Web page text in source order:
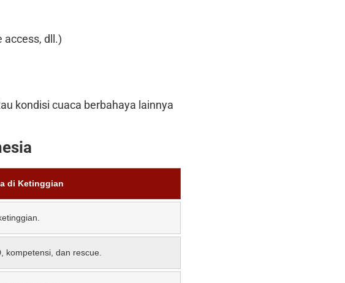
access, dll.)
kondisi cuaca berbahaya lainnya
di Ketinggian
kompetensi, dan rescue.